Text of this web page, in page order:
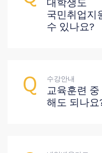
대학생도
국민취업지
수 있나요?
수강안내
교육훈련
해도 되나요